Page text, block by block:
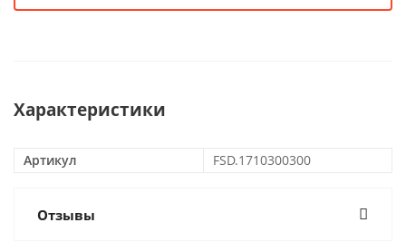
Характеристики
Артикул FSD.1710300300
Отзывы